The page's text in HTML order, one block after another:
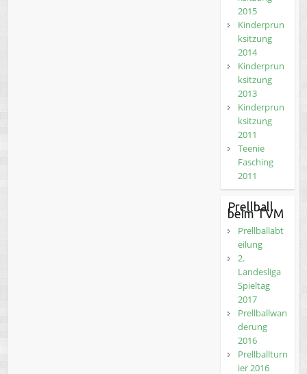
2015
Kinderprun
ksitzung
2014
Kinderprun
ksitzung
2013
Kinderprun
ksitzung
2011
Teenie
Fasching
2011
Prellball
beim TVM
Prellballabt
eilung
2.
Landesliga
Spieltag
2017
Prellballwan
derung
2016
Prellballturn
ier 2016